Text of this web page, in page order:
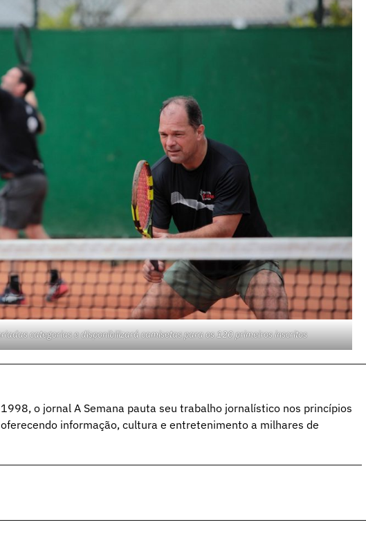
categorias e disponibilizará camisetas para os 120 primeiros inscritos
o jornal A Semana pauta seu trabalho jornalístico nos princípios
informação, cultura e entretenimento a milhares de